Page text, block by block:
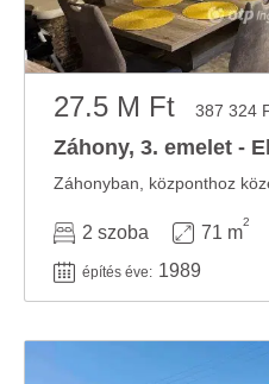
27.5 M Ft 387 324
Záhony, 3. emelet -
2 szoba 71 m
2
építés éve: 1989